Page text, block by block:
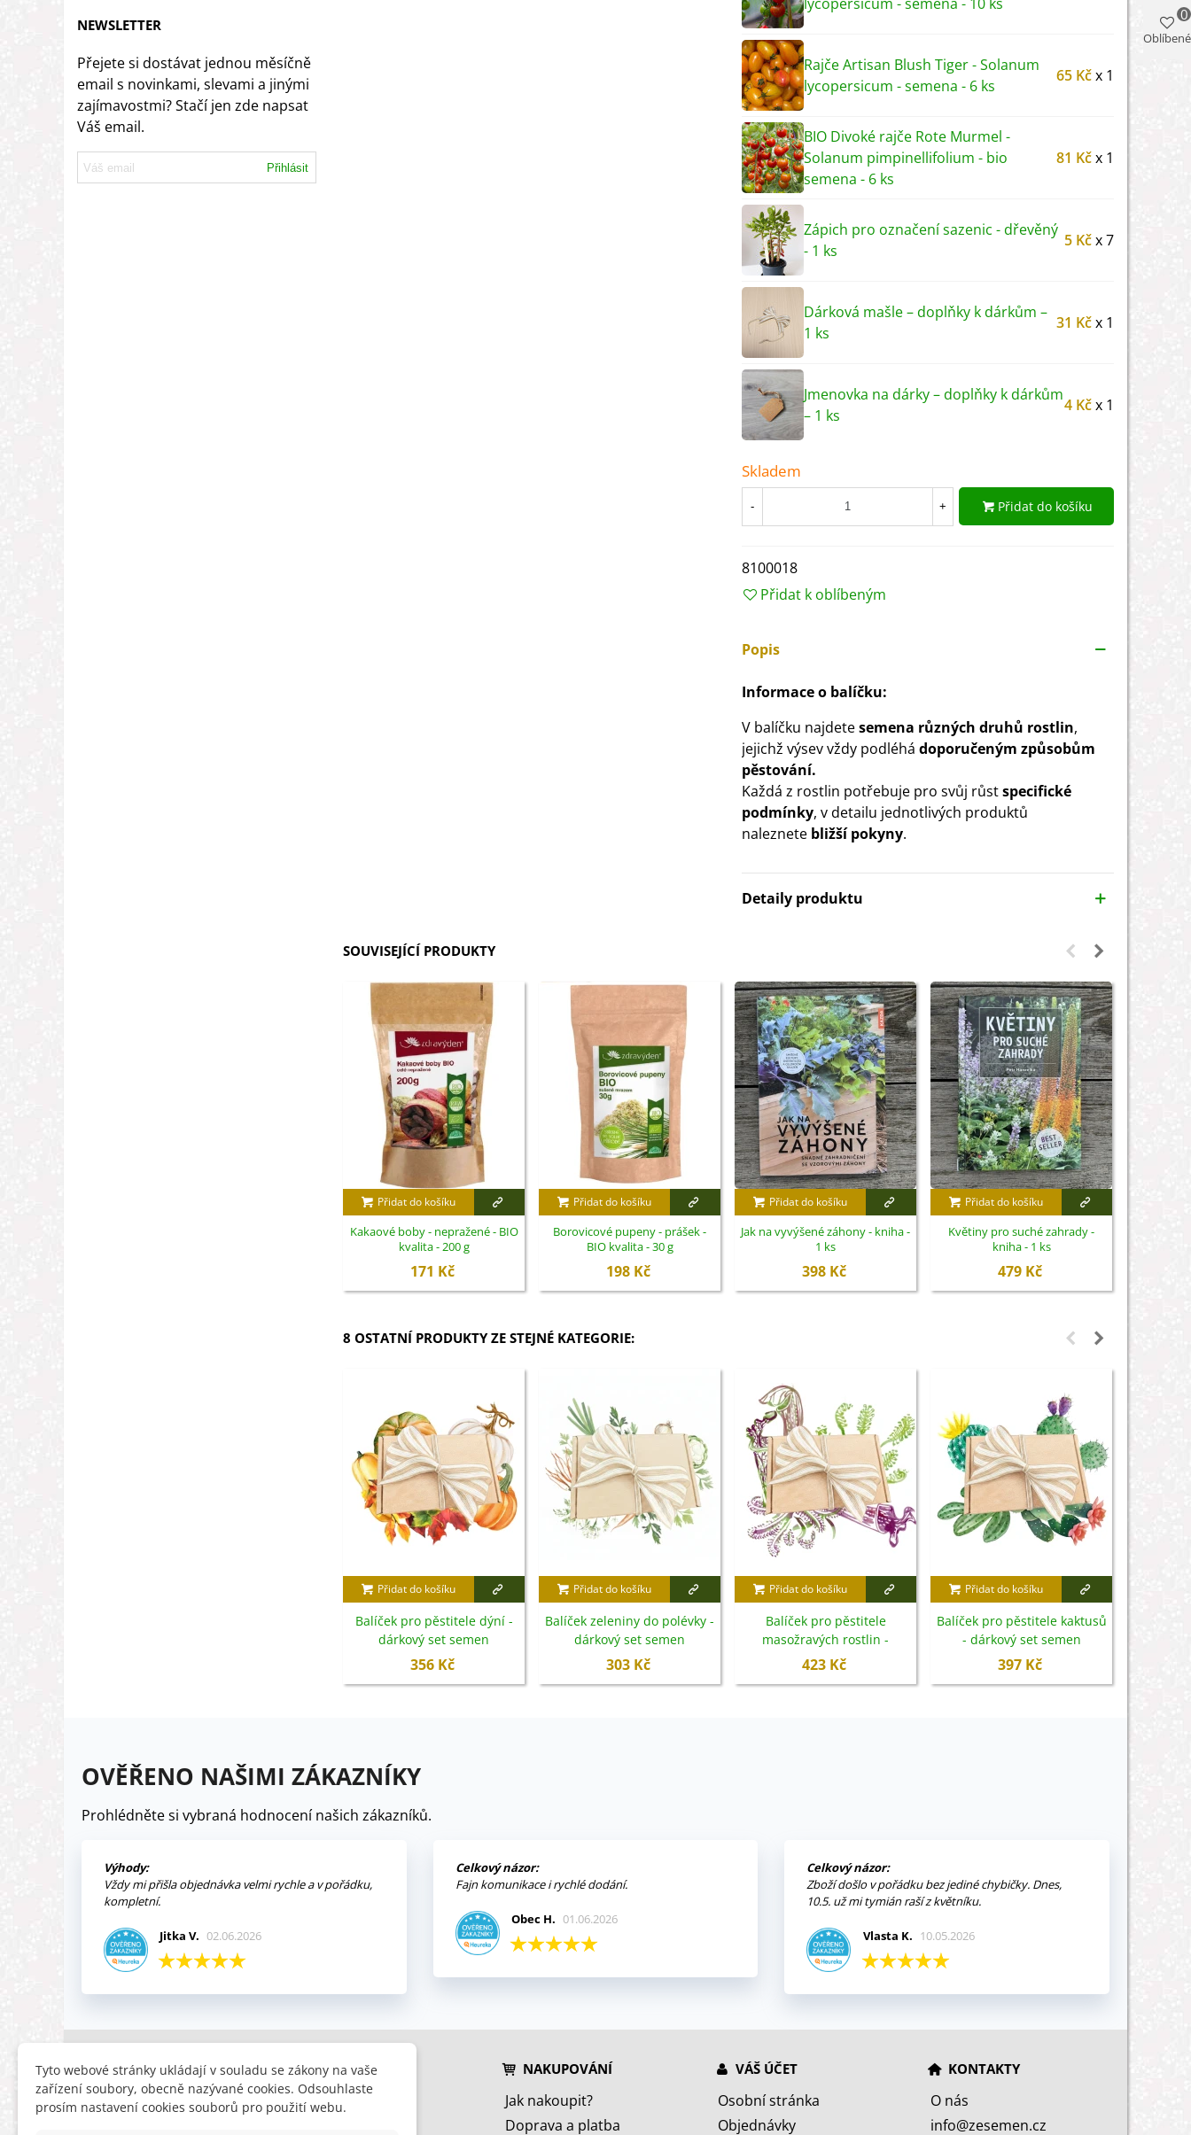
NEWSLETTER
Přejete si dostávat jednou měsíčně
email s novinkami, slevami a jinými
zajímavostmi? Stačí jen zde napsat
Váš email.
Přihlásit
Rajče Artisan Blush Tiger - Solanum
lycopersicum - semena - 6 ks
65 Kčx 1
BIO Divoké rajče Rote Murmel -
Solanum pimpinellifolium - bio
semena - 6 ks
81 Kčx 1
Zápich pro označení sazenic - dřevěný
- 1 ks
5 Kčx 7
Dárková mašle – doplňky k dárkům –
1 ks
31 Kčx 1
Jmenovka na dárky – doplňky k dárkům
– 1 ks
4 Kčx 1
Skladem
- + Přidat do košíku
8100018
Přidat k oblíbeným
Popis
Informace o balíčku:
V balíčku najdetesemena různých druhů rostlin,
jejichž výsev vždy podléhá doporučeným způsobům
pěstování.
Každá z rostlin potřebuje pro svůj růstspecifické
podmínky, v detailu jednotlivých produktů
naleznete bližší pokyny.
Detaily produktu
SOUVISEJÍCÍ PRODUKTY
Přidat do košíku
Kakaové boby - nepražené - BIO
kvalita - 200 g
171 Kč
Přidat do košíku
Borovicové pupeny - prášek -
BIO kvalita - 30 g
198 Kč
Přidat do košíku
Jak na vyvýšené záhony - kniha -
1 ks
398 Kč
Přidat do košíku
Květiny pro suché zahrady -
kniha - 1 ks
479 Kč
8 OSTATNÍ PRODUKTY ZE STEJNÉ KATEGORIE:
Přidat do košíku
Balíček pro pěstitele dýní -
dárkový set semen
356 Kč
Přidat do košíku
Balíček zeleniny do polévky -
dárkový set semen
303 Kč
Přidat do košíku
Balíček pro pěstitele
masožravých rostlin -
dárkové set semen
423 Kč
Přidat do košíku
Balíček pro pěstitele kaktusů
- dárkový set semen
397 Kč
OVĚŘENO NAŠIMI ZÁKAZNÍKY
Prohlédněte si vybraná hodnocení našich zákazníků.
Výhody:
Vždy mi přišla objednávka velmi rychle a v pořádku,
kompletní.
Jitka V. 02.06.2026
Celkový názor:
Fajn komunikace i rychlé dodání.
Obec H. 01.06.2026
Celkový názor:
Zboží došlo v pořádku bez jediné chybičky. Dnes,
10.5. už mi tymián raší z květníku.
Vlasta K. 10.05.2026
INFORMACE
Obchodní podmínky
HLEDÁTE
Slevy
NAKUPOVÁNÍ
Jak nakoupit?
Doprava a platba
VÁŠ ÚČET
Osobní stránka
Objednávky
KONTAKTY
O nás
info@zesemen.cz
Oblíbené
0
Tyto webové stránky ukládají v souladu se zákony na vaše
zařízení soubory, obecně nazývané cookies. Odsouhlaste
prosím nastavení cookies souborů pro použití webu.